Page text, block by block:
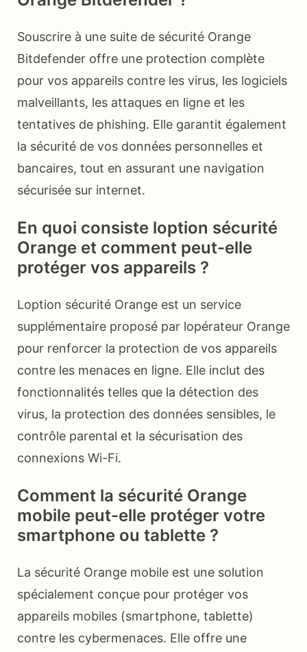
Souscrire à une suite de sécurité Orange
Bitdefender offre une protection complète
pour vos appareils contre les virus, les logiciels
malveillants, les attaques en ligne et les
tentatives de phishing. Elle garantit également
la sécurité de vos données personnelles et
bancaires, tout en assurant une navigation
sécurisée sur internet.
En quoi consiste loption sécurité
Orange et comment peut-elle
protéger vos appareils ?
Loption sécurité Orange est un service
supplémentaire proposé par lopérateur Orange
pour renforcer la protection de vos appareils
contre les menaces en ligne. Elle inclut des
fonctionnalités telles que la détection des
virus, la protection des données sensibles, le
contrôle parental et la sécurisation des
connexions Wi-Fi.
Comment la sécurité Orange
mobile peut-elle protéger votre
smartphone ou tablette ?
La sécurité Orange mobile est une solution
spécialement conçue pour protéger vos
appareils mobiles (smartphone, tablette)
contre les cybermenaces. Elle offre une